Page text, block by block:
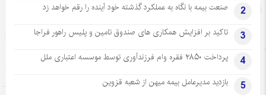
2 صنعت بیمه با نگاه به عملکرد گذشته خود آینده را رقم خواهد زد
3 تاکید بر افزایش همکاری های صندوق تامین و پلیس راهور فراجا
4 پرداخت ۲۸۵۰ فقره وام فرزندآوری توسط موسسه اعتباری ملل
5 بازدید مدیرعامل بیمه میهن از شعبه قزوین